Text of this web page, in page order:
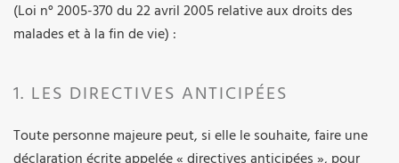
(Loi n° 2005-370 du 22 avril 2005 relative aux droits des
malades et à la fin de vie) :
1. LES DIRECTIVES ANTICIPÉES
Toute personne majeure peut, si elle le souhaite, faire une
déclaration écrite appelée « directives anticipées », pour